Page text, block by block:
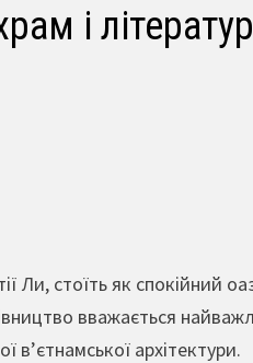
і
Ли, стоїть як спокійний
вважається
в’єтнамської архітектури.